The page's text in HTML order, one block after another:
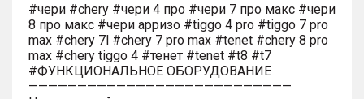
#чери #chery #чери 4 про #чери 7 про макс #чери
8 про макс #чери арризо #tiggo 4 pro #tiggo 7 pro
max #chery 7l #chery 7 pro max #tenet #chery 8 pro
max #chery tiggo 4 #тенет #tenet #t8 #t7
#ФУНКЦИОНАЛЬНОЕ ОБОРУДОВАНИЕ
———————————————————————————